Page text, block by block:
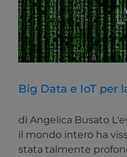
Big Data e IoT per
di Angelica Busato
il mondo intero ha
stata talmente